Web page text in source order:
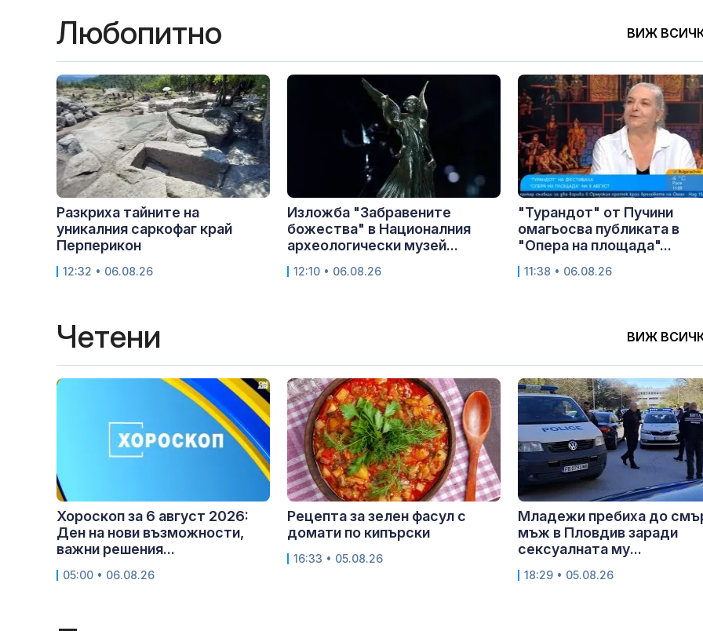
Любопитно ВИЖ
Разкриха тайните на
уникалния саркофаг край
Перперикон
12:32 • 06.08.26
Изложба "Забравените
божества" в Националния
археологически музей...
12:10 • 06.08.26
"Турандот" от Пучини
омагьосва публиката в
"Опера на площада"...
11:38 • 06.08.26
Четени ВИЖ
Хороскоп за 6 август 2026:
Ден на нови възможности,
важни решения...
05:00 • 06.08.26
Рецепта за зелен фасул с
домати по кипърски
16:33 • 05.08.26
Младежи пребиха до
мъж в Пловдив заради
сексуалната му...
18:29 • 05.08.26